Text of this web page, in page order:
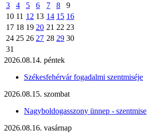
3
4 5 6 7 8
9
10 11 12 13 14 15 16
17 18 19 20 21 22 23
24 25 26 27 28 29 30
31
2026.08.14. péntek
Székesfehérvár fogadalmi szentmiséje
2026.08.15. szombat
Nagyboldogasszony ünnep - szentmise
2026.08.16. vasárnap